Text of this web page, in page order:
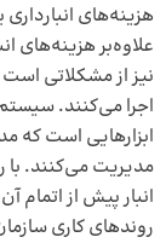
هزینه‌های
علاوه‌بر هزینه‌های
نیز از مشکلاتی
ابزارهایی است که
مدیریت می‌کنند. با
انبار پیش از
روندهای کاری